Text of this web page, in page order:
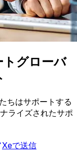
グローバ
ちはサポートする
ライズされたサポ
Xeで送信